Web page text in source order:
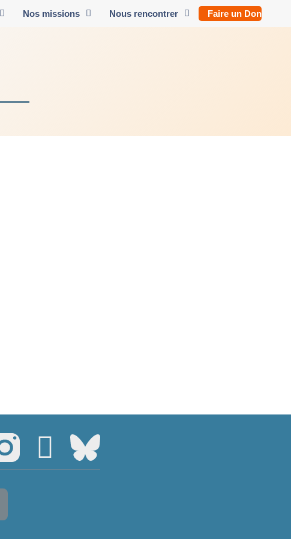
Nos missions Nous rencontrer Faire un Don